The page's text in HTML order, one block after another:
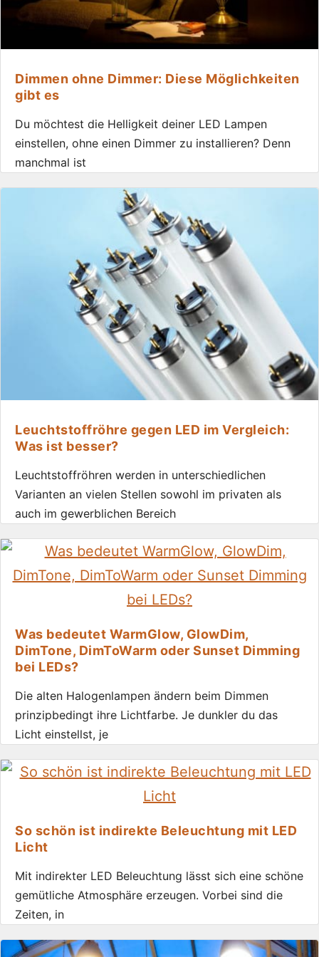
Dimmen ohne Dimmer: Diese Möglichkeiten
gibt es
Du möchtest die Helligkeit deiner LED Lampen
einstellen, ohne einen Dimmer zu installieren? Denn
manchmal ist
Leuchtstoffröhre gegen LED im Vergleich:
Was ist besser?
Leuchtstoffröhren werden in unterschiedlichen
Varianten an vielen Stellen sowohl im privaten als
auch im gewerblichen Bereich
Was bedeutet WarmGlow, GlowDim,
DimTone, DimToWarm oder Sunset Dimming
bei LEDs?
Die alten Halogenlampen ändern beim Dimmen
prinzipbedingt ihre Lichtfarbe. Je dunkler du das
Licht einstellst, je
So schön ist indirekte Beleuchtung mit LED
Licht
Mit indirekter LED Beleuchtung lässt sich eine schöne
gemütliche Atmosphäre erzeugen. Vorbei sind die
Zeiten, in